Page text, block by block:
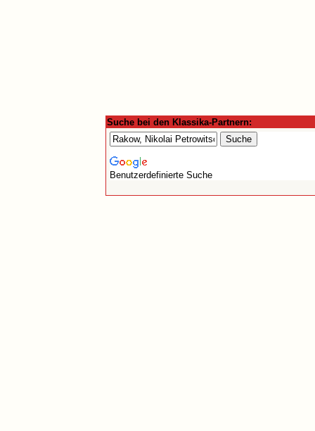
Suche bei den Klassika-Partnern:
Benutzerdefinierte Suche